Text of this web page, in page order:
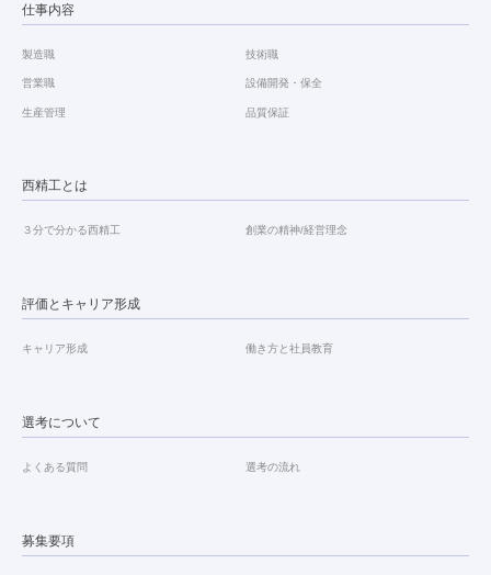
仕事内容
製造職 技術職
営業職 設備開発・保全
生産管理 品質保証
西精工とは
３分で分かる西精工 創業の精神/経営理念
評価とキャリア形成
キャリア形成 働き方と社員教育
選考について
よくある質問 選考の流れ
募集要項